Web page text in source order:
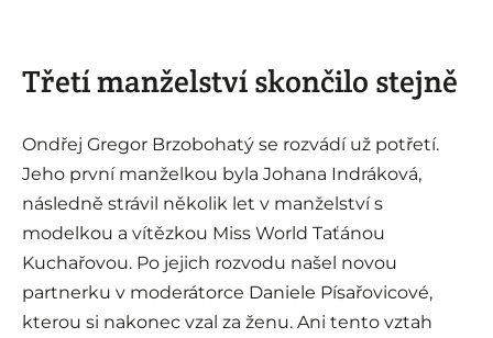
Třetí manželství skončilo stejně
Ondřej Gregor Brzobohatý se rozvádí už potřetí.
Jeho první manželkou byla Johana Indráková,
následně strávil několik let v manželství s
modelkou a vítězkou Miss World Taťánou
Kuchařovou. Po jejich rozvodu našel novou
partnerku v moderátorce Daniele Písařovicové,
kterou si nakonec vzal za ženu. Ani tento vztah